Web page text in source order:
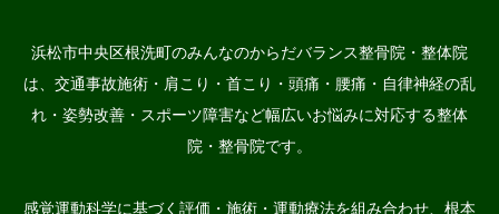
浜松市中央区根洗町のみんなのからだバランス整骨院・整体院
は、交通事故施術・肩こり・首こり・頭痛・腰痛・自律神経の乱
れ・姿勢改善・スポーツ障害など幅広いお悩みに対応する整体
院・整骨院です。
感覚運動科学に基づく評価・施術・運動療法を組み合わせ、根本